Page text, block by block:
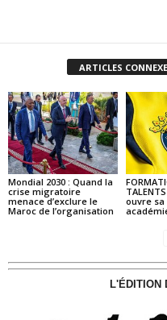
ARTICLES
Mondial 2030 : Quand la
crise migratoire
menace d’exclure le
Maroc de l’organisation
ouvre
L'ÉDITION